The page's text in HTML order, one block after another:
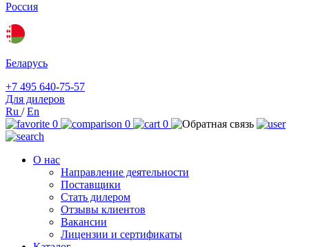
Россия
Беларусь
+7 495 640-75-57
Для дилеров
Ru /En
0
0 0
О нас
Направление деятельности
Поставщики
Стать дилером
Отзывы клиентов
Вакансии
Лицензии и сертификаты